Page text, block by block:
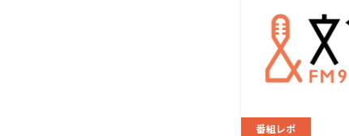
番組レポ